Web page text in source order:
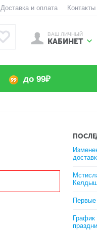
Доставка и оплата Контакты
ВАШ ЛИЧНЫЙ
КАБИНЕТ
до 99₽
График